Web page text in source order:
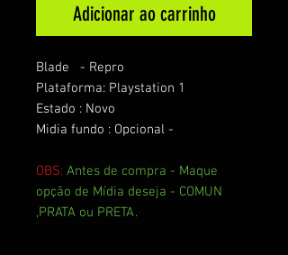
Adicionar ao carrinho
Blade - Repro
Plataforma: Playstation 1
Estado : Novo
Midia fundo : Opcional -
OBS: Antes de compra - Maque
opção de Mídia deseja - COMUN
,PRATA ou PRETA.